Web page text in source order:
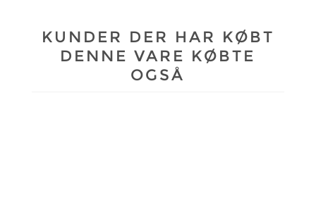
KUNDER DER HAR KØBT
DENNE VARE KØBTE
OGSÅ